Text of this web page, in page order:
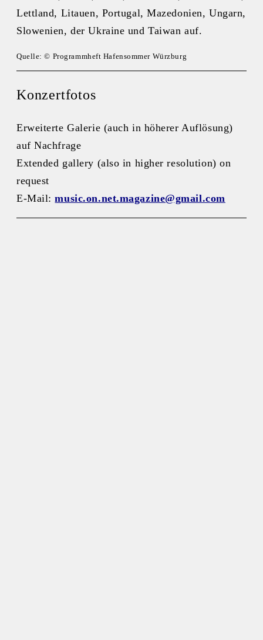
Lettland, Litauen, Portugal, Mazedonien, Ungarn,
Slowenien, der Ukraine und Taiwan auf.
Quelle: © Programmheft Hafensommer Würzburg
Konzertfotos
Erweiterte Galerie (auch in höherer Auflösung)
auf Nachfrage
Extended gallery (also in higher resolution) on
request
E-Mail:music.on.net.magazine@gmail.com